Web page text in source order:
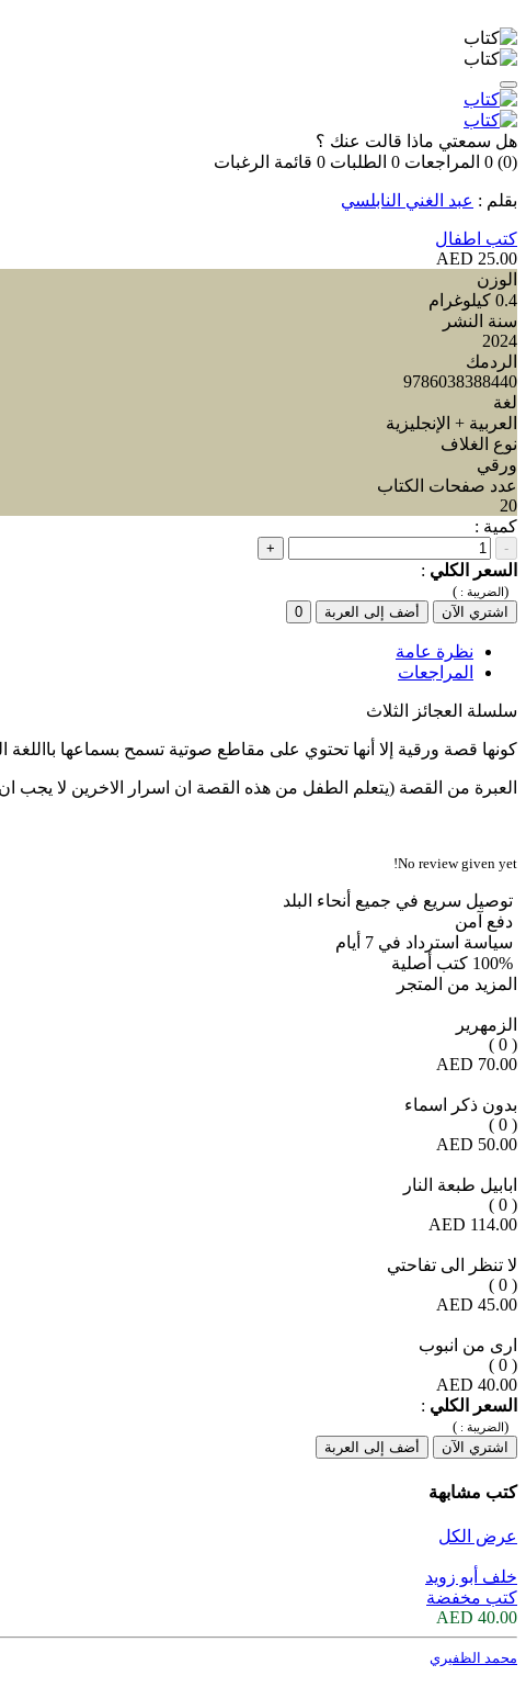
هل سمعتي ماذا قالت عنك ؟
(0)
0 المراجعات 0 الطلبات 0 قائمة الرغبات
بقلم : عبد الغني النابلسي
كتب اطفال
25.00 AED
الوزن
0.4 كيلوغرام
سنة النشر
2024
الردمك
9786038388440
لغة
العربية + الإنجليزية
نوع الغلاف
ورقي
عدد صفحات الكتاب
20
كمية :
-
+
السعر الكلي :
(الضريبة : )
اشتري الآن
أضف إلى العربة 0
نظرة عامة
المراجعات
سلسلة العجائز الثلاث
كونها قصة ورقية إلا أنها تحتوي على مقاطع صوتية تسمح بسماعها
العبرة من القصة (يتعلم الطفل من هذه القصة ان اسرار الاخرين لا
No review given yet!
توصيل سريع في جميع أنحاء البلد
دفع آمن
سياسة استرداد في 7 أيام
100% كتب أصلية
المزيد من المتجر
الزمهرير
( 0 )
70.00 AED
بدون ذكر اسماء
( 0 )
50.00 AED
ابابيل طبعة النار
( 0 )
114.00 AED
لا تنظر الى تفاحتي
( 0 )
45.00 AED
ارى من انبوب
( 0 )
40.00 AED
السعر الكلي :
(الضريبة : )
اشتري الآن
أضف إلى العربة
كتب مشابهة
عرض الكل
خلف أبو زويد
كتب مخفضة
40.00 AED
محمد الظفيري